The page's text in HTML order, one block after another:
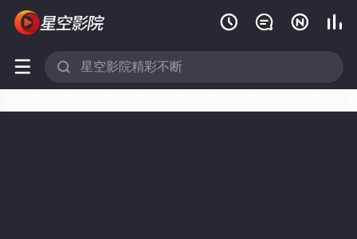
   
 